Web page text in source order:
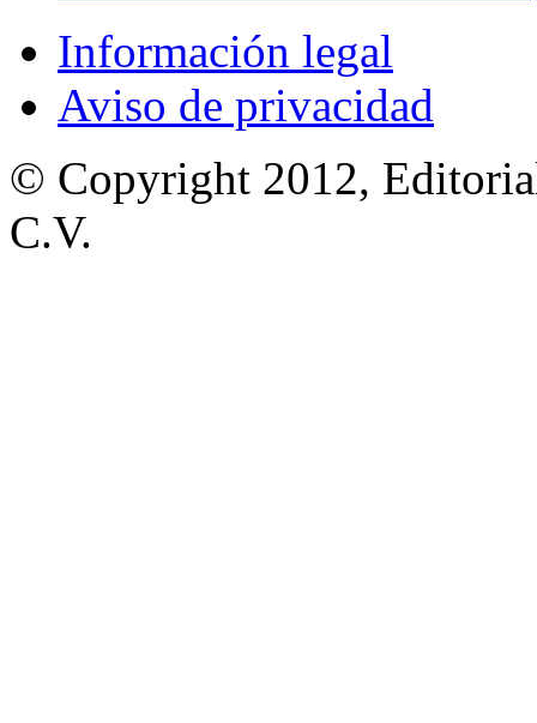
Información legal
Aviso de privacidad
© Copyright 2012,
C.V.